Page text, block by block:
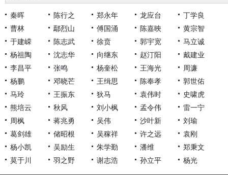
秦晖 陈行之 郑永年 龙应台
丁学良
曹林
鄢烈山 傅国涌 陈嘉映
黄宗智
于建嵘
陈志武 徐贲 郭宇宽
马立诚
杨祖陶
沈志华 向继东 赵汀阳
戴建业
李昌平
张鸣 杨奎松 王海光
周濂
杨鹏
邓晓芒 王缉思 陈奉孝
郭世佑
马玲
王振东 狄马 袁伟时
史啸虎
熊培云
秋风 刘小枫 孟令伟
雷一宁
周枫
蒋兆勇 吴伟 沙叶新
刘瑜
葛剑雄
储昭根 吴稼祥 许之远
袁刚
杨小凯
吴励生 朱学勤 潘维
郑秉文
莫于川
羽之野 谢志浩 孙立平 杨光